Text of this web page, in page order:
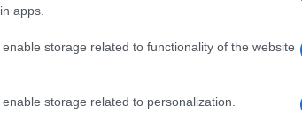
apps.
storage related to functionality of the website
storage related to personalization.
percorso
Roma